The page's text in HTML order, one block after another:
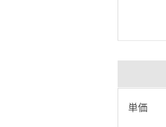
単価